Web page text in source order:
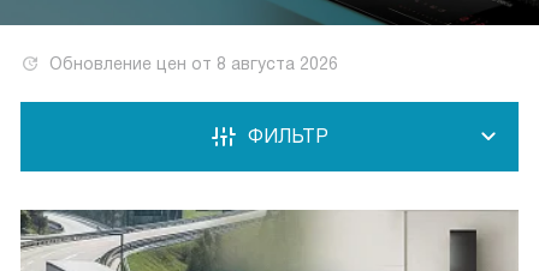
Обновление цен от 8 августа 2026
ФИЛЬТР